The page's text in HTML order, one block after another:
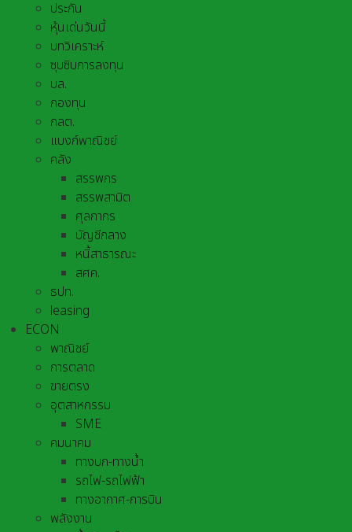
ประกัน
หุ้นเด่นวันนี้
บทวิเคราะห์
ซุบซิบการลงทุน
บล.
กองทุน
กลต.
แบงก์พาณิชย์
คลัง
สรรพกร
สรรพสามิต
ศุลกากร
บัญชีกลาง
หนี้สาธารณะ
สศค.
ธปท.
leasing
ECON
พาณิชย์
การตลาด
ขายตรง
อุตสาหกรรม
SME
คมนาคม
ทางบก-ทางน้ำ
รถไฟ-รถไฟฟ้า
ทางอากาศ-การบิน
พลังงาน